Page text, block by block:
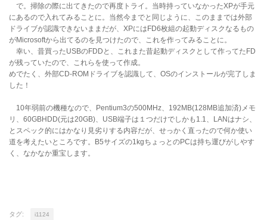
で。掃除の際に出てきたので再度トライ。当時持っていなかったXPが手元
にあるので入れてみることに。当然今までと同じように、このままでは外部
ドライブが認識できないままだが、XPにはFD6枚組の起動ディスクなるもの
がMicrosoftから出てるのを見つけたので、これを作ってみることに。
幸い、昔買ったUSBのFDDと、これまた昔起動ディスクとして作ってたFD
が残っていたので、これらを使って作成。
めでたく、外部CD-ROMドライブを認識して、OSのインストールが完了しま
した！
10年弱前の機種なので、Pentium3の500MHz、192MB(128MB追加済)メモ
リ、60GBHDD(元は20GB)、USB端子は１つだけでしかも1.1、LANはナシ、
とスペック的にはかなり見劣りする内容だが、せっかく直ったので何か使い
道を考えたいところです。B5サイズの1kgちょっとのPCは持ち運びがしやす
く、なかなか重宝します。
タグ: i1124